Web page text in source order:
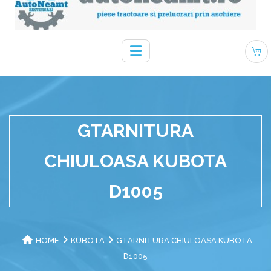
GTARNITURA
CHIULOASA KUBOTA
D1005
HOME KUBOTA
GTARNITURA CHIULOASA KUBOTA
D1005